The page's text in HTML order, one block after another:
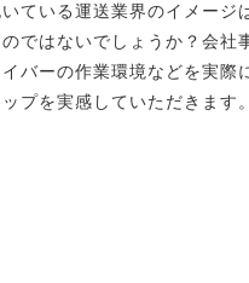
ている運送業界のイメージ
ではないでしょうか？会社
バーの作業環境などを実際
プを実感していただきます。